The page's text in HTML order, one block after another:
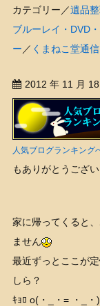
カテゴリー／遺品
ブルーレイ・DVD
ー ／ くまねこ堂通信
2012 年 11 月 18
人気ブログランキング
もありがとうござい
家に帰ってくると
ません
最近ずっとここが
しら？
ｷｮﾛ o(・_・= ・_・